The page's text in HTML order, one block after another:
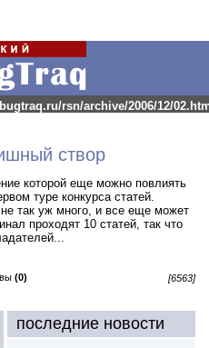
rsn/archive/2006/12/
створ
которой еще можно повлиять
туре конкурса статей.
так уж много, и все еще может
проходят 10 статей, так что
(0)
[6563]
последние новости